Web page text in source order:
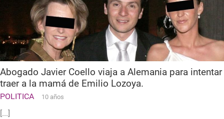
Abogado Javier Coello viaja a Alemania para intentar
traer a la mamá de Emilio Lozoya.
POLITICA 10 años
[...]